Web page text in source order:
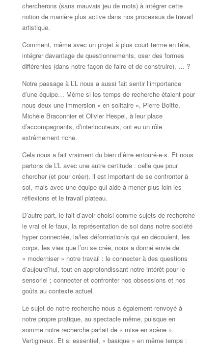
chercherons (sans mauvais jeu de mots) à intégrer cette
notion de manière plus active dans nos processus de travail
artistique.
Comment, même avec un projet à plus court terme en tête,
intégrer davantage de questionnements, oser des formes
différentes (dans notre façon de faire et de construire), … ?
Notre passage à L’L nous a aussi fait sentir l’importance
d’une équipe… Même si les temps de recherche étaient pour
nous deux une immersion « en solitaire », Pierre Boitte,
Michèle Braconnier et Olivier Hespel, à leur place
d’accompagnants, d’interlocuteurs, ont eu un rôle
extrêmement riche.
Cela nous a fait vraiment du bien d’être entouré·e·s. Et nous
partons de L’L avec une autre certitude : celle que pour
chercher (et pour créer), il est important de se confronter à
soi, mais avec une équipe qui aide à mener plus loin les
réflexions et le travail plateau.
D’autre part, le fait d’avoir choisi comme sujets de recherche
le vrai et le faux, la représentation de soi dans notre société
hyper connectée, la/les déformation/s qui en découlent, les
corps, les vies que l’on se crée, nous a donné envie de
« moderniser » notre travail : le connecter à des questions
d’aujourd’hui, tout en approfondissant notre intérêt pour le
sensoriel ; connecter et confronter nos obsessions et nos
goûts au contexte actuel.
Le sujet de notre recherche nous a également renvoyé à
notre propre pratique, au spectacle même, puisque en
somme notre recherche parlait de « mise en scène ».
Vertigineux. Et si essentiel, « basique » en même temps :